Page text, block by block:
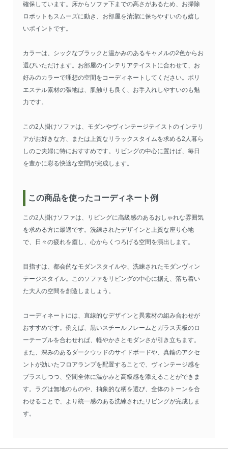
確保しています。床からソファ下までの高さがあるため、お掃除
ロボットもスムーズに動き、お部屋を清潔に保ちやすいのも嬉し
いポイントです。
カラーは、シックなブラックと温かみのあるキャメルの2色からお
選びいただけます。お部屋のインテリアテイストに合わせて、お
好みのカラーで理想の空間をコーディネートしてください。ポリ
エステル素材の張地は、肌触りも良く、お手入れしやすいのも魅
力です。
この2人掛けソファは、モダンやヴィンテージテイストのインテリ
アがお好きな方、または上質なリラックスタイムを求める2人暮ら
しのご夫婦に特におすすめです。リビングの中心に置けば、毎日
を豊かに彩る快適な空間が完成します。
この商品を使ったコーディネート例
この2人掛けソファは、リビングに高級感のあるおしゃれな雰囲気
を求める方に最適です。洗練されたデザインと上質な座り心地
で、日々の疲れを癒し、心からくつろげる空間を演出します。
目指すは、都会的なモダンスタイルや、洗練されたモダンヴィン
テージスタイル。このソファをリビングの中心に据え、落ち着い
た大人の空間を創造しましょう。
コーディネートには、直線的なデザインと異素材の組み合わせが
おすすめです。例えば、黒いスチールフレームとガラス天板のロ
ーテーブルを合わせれば、軽やかさとモダンさが引き立ちます。
また、深みのあるダークウッドのサイドボードや、真鍮のアクセ
ントが効いたフロアランプを配置することで、ヴィンテージ感を
プラスしつつ、空間全体に温かみと高級感を添えることができま
す。ラグは無地のものや、抽象的な柄を選び、全体のトーンを合
わせることで、より統一感のある洗練されたリビングが完成しま
す。